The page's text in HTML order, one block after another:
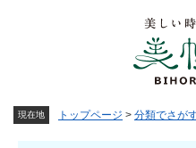
現在地 トップページ > 分類でさが